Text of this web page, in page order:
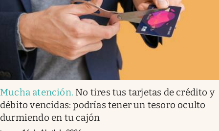
Mucha atención. No tires tus tarjetas de crédito y
débito vencidas: podrías tener un tesoro oculto
durmiendo en tu cajón